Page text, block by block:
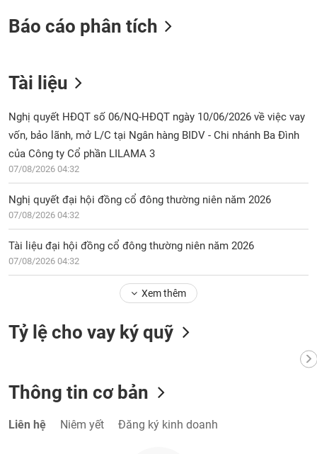
Báo cáo phân tích
Tài liệu
Nghị quyết HĐQT số 06/NQ-HĐQT ngày 10/06/2026 về việc vay
vốn, bảo lãnh, mở L/C tại Ngân hàng BIDV - Chi nhánh Ba Đình
của Công ty Cổ phần LILAMA 3
07/08/2026 04:32
Nghị quyết đại hội đồng cổ đông thường niên năm 2026
07/08/2026 04:32
Tài liệu đại hội đồng cổ đông thường niên năm 2026
07/08/2026 04:32
Xem thêm
Tỷ lệ cho vay ký quỹ
Thông tin cơ bản
Liên hệ Niêm yết Đăng ký kinh doanh